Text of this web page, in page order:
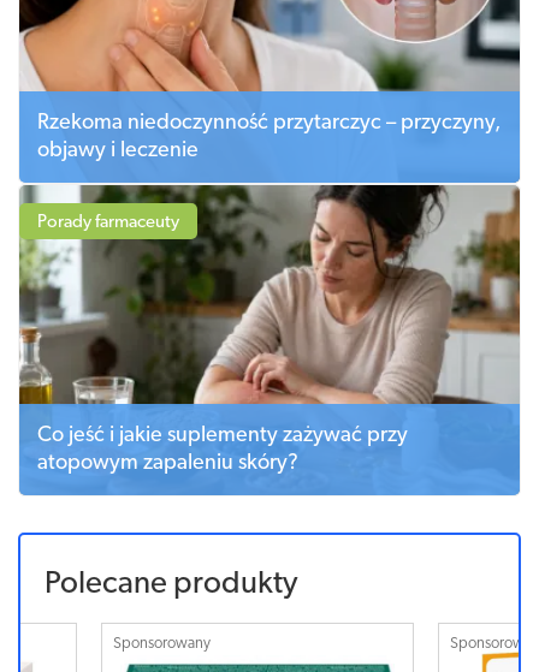
Rzekoma niedoczynność przytarczyc – przyczyny,
objawy i leczenie
Porady farmaceuty
Co jeść i jakie suplementy zażywać przy
atopowym zapaleniu skóry?
Polecane produkty
Sponsorowany